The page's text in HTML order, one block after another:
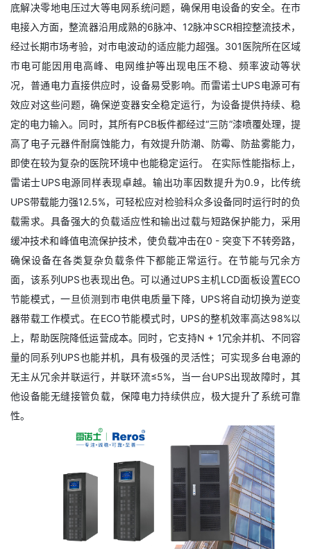
底解决零地电压过大等电网系统问题，确保用电设备的安全。在市
电接入方面，整流器沿用成熟的6脉冲、12脉冲SCR相控整流技术，
经过长期市场考验，对市电波动的适应能力超强。301医院所在区域
市电可能因用电高峰、电网维护等出现电压不稳、频率波动等状
况，普通电力直接供应时，设备易受影响。而雷诺士UPS电源可有
效应对这些问题，确保逆变器安全稳定运行，为设备提供持续、稳
定的电力输入。同时，其所有PCB板件都经过“三防”漆喷覆处理，提
高了电子元器件耐腐蚀能力，有效提升防潮、防霉、防盐雾能力，
即使在较为复杂的医院环境中也能稳定运行。 在实际性能指标上，
雷诺士UPS电源同样表现卓越。输出功率因数提升为0.9，比传统
UPS带载能力强12.5%，可轻松应对检验科众多设备同时运行时的负
载需求。具备强大的负载适应性和输出过载与短路保护能力，采用
缓冲技术和峰值电流保护技术，使负载冲击在0 - 突变下不转旁路，
确保设备在各类复杂负载条件下都能正常运行。在节能与冗余方
面，该系列UPS也表现出色。可以通过UPS主机LCD面板设置ECO
节能模式，一旦侦测到市电供电质量下降，UPS将自动切换为逆变
器带载工作模式。在ECO节能模式时，UPS的整机效率高达98%以
上，帮助医院降低运营成本。同时，它支持N + 1冗余并机、不同容
量的同系列UPS也能并机，具有极强的灵活性；可实现多台电源的
无主从冗余并联运行，并联环流≤5%，当一台UPS出现故障时，其
他设备能无缝接管负载，保障电力持续供应，极大提升了系统可靠
性。